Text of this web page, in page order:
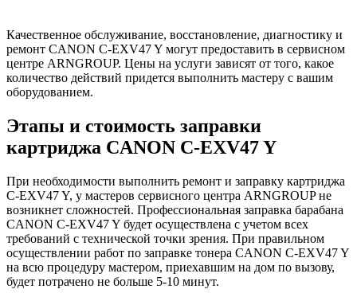
Качественное обслуживание, восстановление, диагностику и
ремонт CANON C-EXV47 Y могут предоставить в сервисном
центре ARNGROUP. Цены на услуги зависят от того, какое
количество действий придется выполнить мастеру с вашим
оборудованием.
Этапы и стоимость заправки
картриджа CANON C-EXV47 Y
При необходимости выполнить ремонт и заправку картриджа
C-EXV47 Y, у мастеров сервисного центра ARNGROUP не
возникнет сложностей. Профессиональная заправка барабана
CANON C-EXV47 Y будет осуществлена с учетом всех
требований с технической точки зрения. При правильном
осуществлении работ по заправке тонера CANON C-EXV47 Y
на всю процедуру мастером, приехавшим на дом по вызову,
будет потрачено не больше 5-10 минут.